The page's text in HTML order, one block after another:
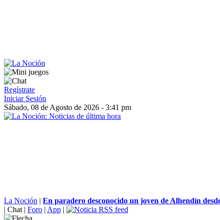
Regístrate
Iniciar Sesión
Sábado, 08 de Agosto de 2026 - 3:41 pm
La Noción | En paradero desconocido un joven de Alhendín
| Chat | Foro | App |